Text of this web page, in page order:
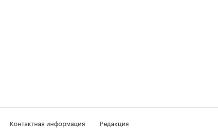
Контактная информация
Редакция